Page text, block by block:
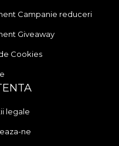
Campanie reduceri
Giveaway
Cookies
legale
ne